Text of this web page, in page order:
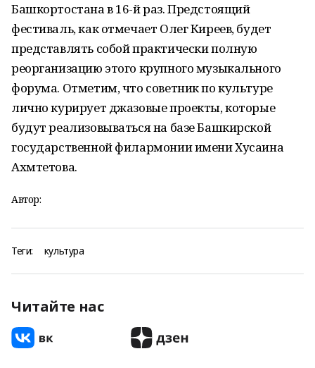
Башкортостана в 16-й раз. Предстоящий
фестиваль, как отмечает Олег Киреев, будет
представлять собой практически полную
реорганизацию этого крупного музыкального
форума. Отметим, что советник по культуре
лично курирует джазовые проекты, которые
будут реализовываться на базе Башкирской
государственной филармонии имени Хусаина
Ахмтетова.
Автор:
Теги: культура
Читайте нас